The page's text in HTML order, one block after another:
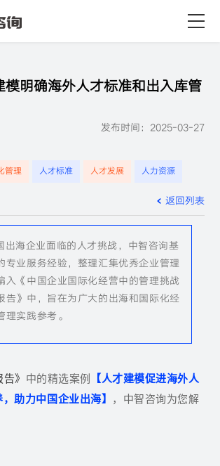
模明确海外人才标准和出入库管
发布时间：2025-03-27
管理 人才标准 人才发展 人力资源
返回列表
出海企业面临的人才挑战，中智咨询基
专业服务经验，整理汇集优秀企业管理
入《中国企业国际化经营中的管理挑战
告》中，旨在为广大的出海和国际化经
理实践参考。
告》 中的精选案例 【人才建模促进海外人
助力中国企业出海】 ，中智咨询为您解